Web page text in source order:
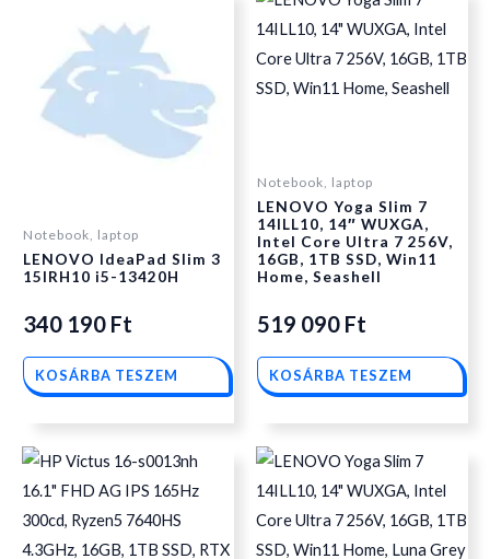
Notebook, laptop
LENOVO IdeaPad Slim 3
15IRH10 i5-13420H
340 190 Ft
KOSÁRBA TESZEM
Notebook, laptop
LENOVO Yoga Slim 7
14ILL10, 14″ WUXGA,
Intel Core Ultra 7 256V,
16GB, 1TB SSD, Win11
Home, Seashell
519 090 Ft
KOSÁRBA TESZEM